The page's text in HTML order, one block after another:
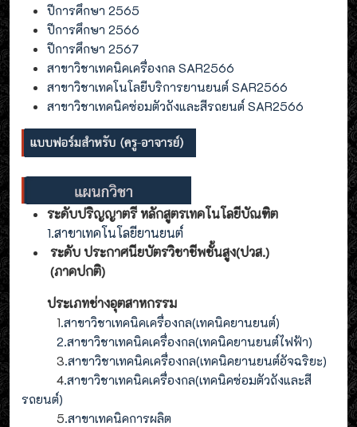
ปีการศึกษา 2565
ปีการศึกษา 2566
ปีการศึกษา 2567
สาขาวิชาเทคนิคเครื่องกล SAR2566
สาขาวิชาเทคโนโลยีบริการยานยนต์ SAR2566
สาขาวิชาเทคนิคซ่อมตัวถังและสีรถยนต์ SAR2566
ระดับปริญญาตรี หลักสูตรเทคโนโลยีบัณฑิต
1.สาขาเทคโนโลยียานยนต์
ระดับ ประกาศนียบัตรวิชาชีพชั้นสูง(ปวส.)
(ภาคปกติ)
ประเภทช่างอุตสาหกรรม
1.สาขาวิชาเทคนิคเครื่องกล(เทคนิคยานยนต์)
2.สาขาวิชาเทคนิคเครื่องกล(เทคนิคยานยนต์ไฟฟ้า)
3.สาขาวิชาเทคนิคเครื่องกล(เทคนิคยานยนต์อัจฉริยะ)
4.สาขาวิชาเทคนิคเครื่องกล(เทคนิคซ่อมตัวถังและสี
รถยนต์)
5.สาขาเทคนิคการผลิต